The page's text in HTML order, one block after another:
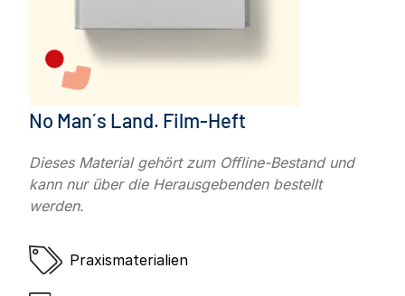
No Man´s Land. Film-Heft
Dieses Material gehört zum Offline-Bestand und
kann nur über die Herausgebenden bestellt
werden.
Praxismaterialien